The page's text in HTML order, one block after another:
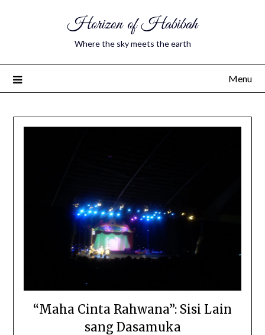
Horizon of Habibah
Where the sky meets the earth
Menu
“Maha Cinta Rahwana”: Sisi Lain
sang Dasamuka